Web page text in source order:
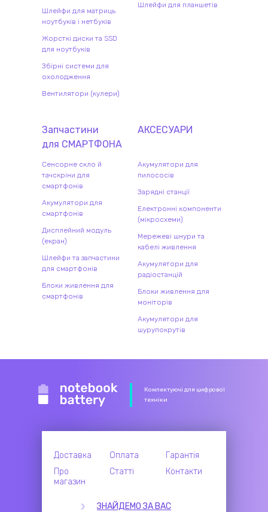
Шлейфи для матриць
ноутбуків і нетбуків
Жорсткі диски та SSD
для ноутбуків
Збірні системи для
охолодження
Вентилятори (кулери)
Шлейфи для планшетів
Запчастини
для СМАРТФОНА
Сенсорне скло й
тачскріни для
смартфонів
Акумулятори для
смартфонів
Дисплейний модуль
(екран)
Шлейфи та запчастини
для смартфонів
Блоки живлення для
смартфонів
АКСЕСУАРИ
Акумулятори для
пилососів
Зарядні станції
Електронні компоненти
(мікросхеми)
Мережеві шнури та
кабелі живлення
Акумулятори для
радіостанцій
Блоки живлення для
моніторів
Акумулятори для
шурупокрутів
Комлектуючі для цифрової
техніки
Доставка Оплата
Гарантія
Про
магазин
Статті Контакти
ЗНАЙДЕМО ЗА ВАС